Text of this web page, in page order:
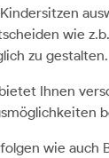
wie
zu gestalten.
bietet Ihnen
wie auch